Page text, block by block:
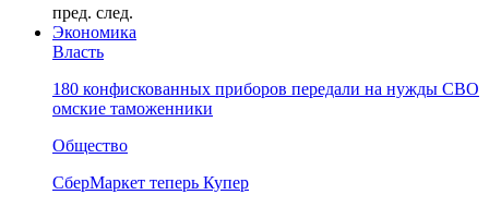
пред. след.
Экономика
Власть
180 конфискованных приборов передали на нужды СВО
омские таможенники
Общество
СберМаркет теперь Купер